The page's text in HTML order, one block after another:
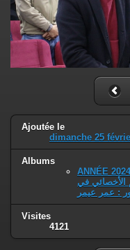
Ajoutée le
dimanche 25
Albums
ANNÉE 2024
الأخصائي في
: عمر عيمر
Visites
4121